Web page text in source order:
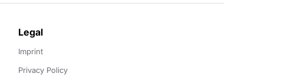
Legal
Imprint
Privacy Policy